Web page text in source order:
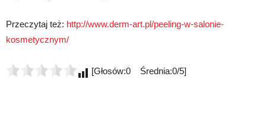
Przeczytaj też: http://www.derm-art.pl/peeling-w-salonie-
kosmetycznym/
[Głosów:0 Średnia:0/5]